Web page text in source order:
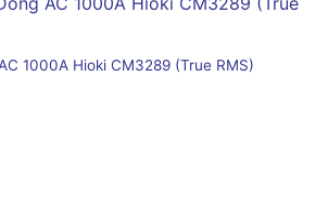
1000A Hioki CM3289 (True RMS)